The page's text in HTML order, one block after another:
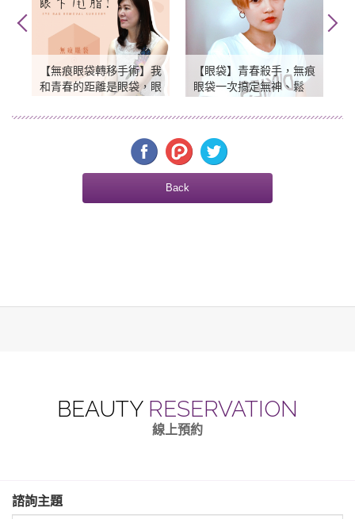
【無痕眼袋轉移手術】我
和青春的距離是眼袋，眼
【眼袋】青春殺手，無痕
眼袋一次搞定無神、鬆
Back
BEAUTY RESERVATION
線上預約
諮詢主題